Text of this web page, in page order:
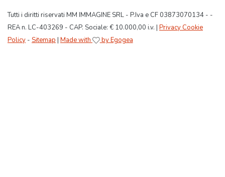
Tutti i diritti riservati MM IMMAGINE SRL - P.Iva e CF 03873070134 - -
REA n. LC-403269 - CAP. Sociale: € 10.000,00 i.v. | Privacy Cookie
Policy - Sitemap | Made with by Egogea